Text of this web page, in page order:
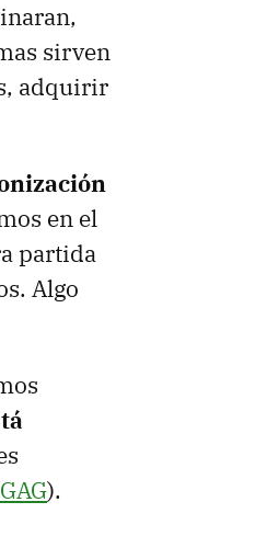
sirven
adquirir
en el
partida
Algo
).